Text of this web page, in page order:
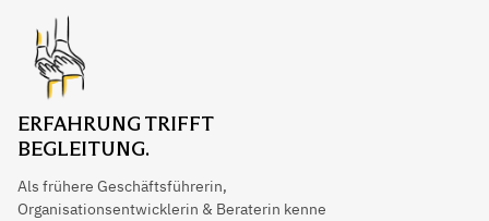
ERFAHRUNG TRIFFT
BEGLEITUNG.
Als frühere Geschäftsführerin,
Organisationsentwicklerin & Beraterin kenne